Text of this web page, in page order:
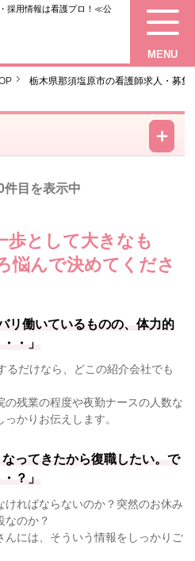
採用情報は看護プロ！≪公
MENU
栃木県那須塩原市の看護師求人・募集
－
＋
件目を表示中
歩として大きなも
悩んで決めてくださ
リ働いているものの、体力的
・」
るだけなら、どこの紹介会社でも
残業の程度や夜勤ナースの人数な
かりお伝えします。
なってきたから復職したい。で
？」
ればならないのか？突然のお休み
なのか？
んには、そういう情報をしっかりご